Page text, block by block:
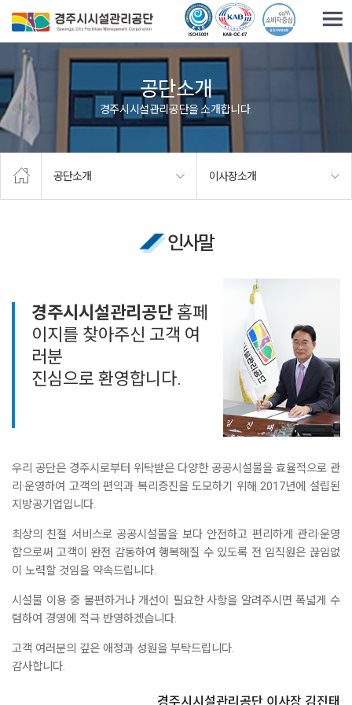
공단소개
경주시시설관리공단을 소개합니다.
공단소개 이사장소개
인사말
경주시시설관리공단 홈페
이지를 찾아주신 고객 여
러분
진심으로 환영합니다.
우리 공단은 경주시로부터 위탁받은 다양한 공공시설물을 효율적으로 관
리·운영하여 고객의 편익과 복리증진을 도모하기 위해 2017년에 설립된
지방공기업입니다.
최상의 친절 서비스로 공공시설물을 보다 안전하고 편리하게 관리·운영
함으로써 고객이 완전 감동하여 행복해질 수 있도록 전 임직원은 끊임없
이 노력할 것임을 약속드립니다.
시설물 이용 중 불편하거나 개선이 필요한 사항을 알려주시면 폭넓게 수
렴하여 경영에 적극 반영하겠습니다.
고객 여러분의 깊은 애정과 성원을 부탁드립니다.
감사합니다.
경주시시설관리공단 이사장 김진태